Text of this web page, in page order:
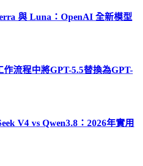
與 Luna：OpenAI 全新模型
流程中將GPT-5.5替換為GPT-
V4 vs Qwen3.8：2026年實用